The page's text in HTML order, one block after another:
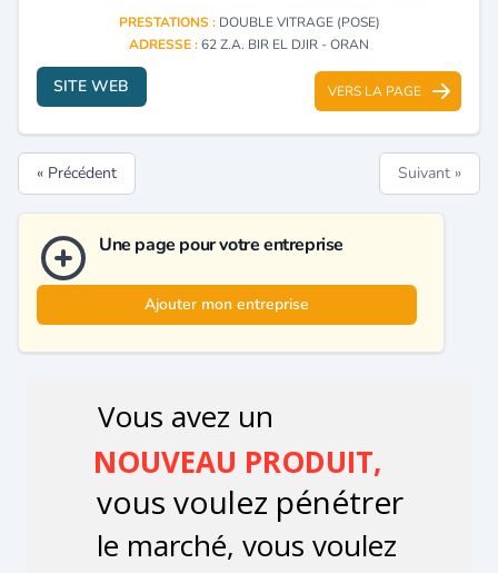
PRESTATIONS : DOUBLE VITRAGE (POSE)
ADRESSE :62 Z.A. BIR EL DJIR - ORAN
SITE WEB VERS LA PAGE
« Précédent Suivant »
Une page pour votre entreprise
Ajouter mon entreprise